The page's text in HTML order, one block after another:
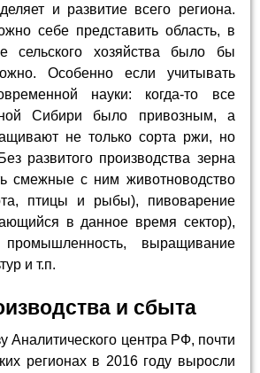
и развитие всего региона.
себе представить область, в
сельского хозяйства было бы
Особенно если учитывать
науки: когда-то все
Сибири было привозным, а
не только сорта ржи, но
развитого производства зерна
смежные с ним животноводство
птицы и рыбы), пивоварение
в данное время сектор),
промышленность, выращивание
и т.п.
и сбыта
Аналитического центра РФ, почти
регионах в 2016 году выросли